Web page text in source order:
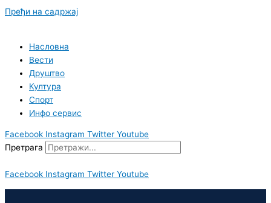
Пређи на садржај
Насловна
Вести
Друштво
Култура
Спорт
Инфо сервис
Facebook Instagram Twitter Youtube
Претрага
Facebook Instagram Twitter Youtube